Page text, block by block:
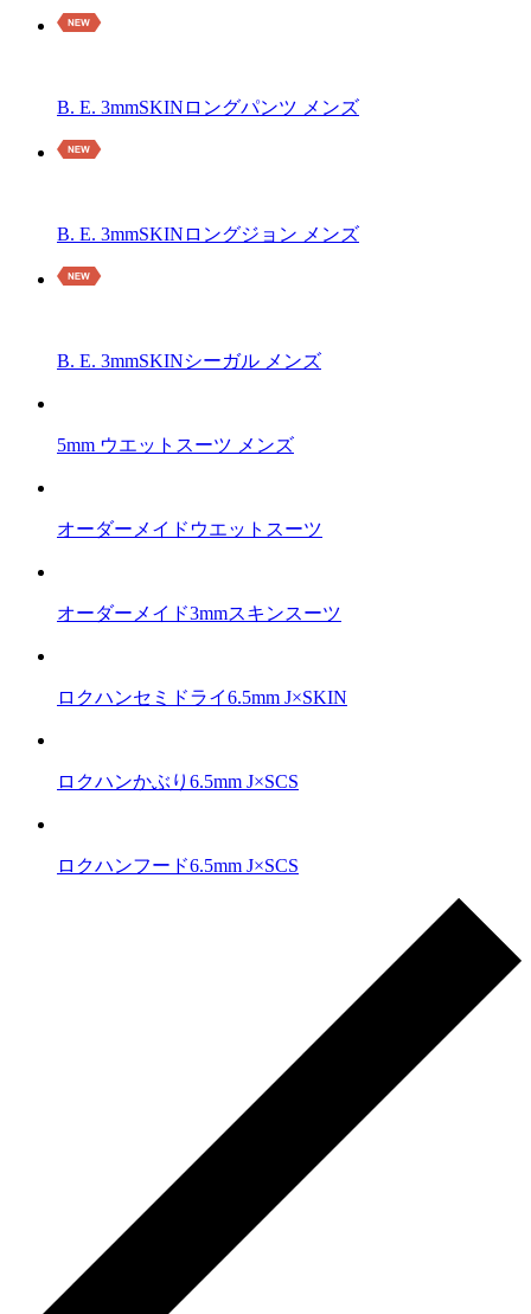
B. E. 3mmSKINロングパンツ メンズ
B. E. 3mmSKINロングジョン メンズ
B. E. 3mmSKINシーガル メンズ
5mm ウエットスーツ メンズ
オーダーメイドウエットスーツ
オーダーメイド3mmスキンスーツ
ロクハンセミドライ6.5mm J×SKIN
ロクハンかぶり6.5mm J×SCS
ロクハンフード6.5mm J×SCS